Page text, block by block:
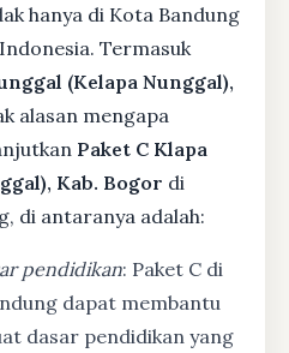
hanya di Kota Bandung
Termasuk
(Kelapa Nunggal),
alasan mengapa
Paket C Klapa
Kab. Bogor di
di antaranya adalah:
pendidikan: Paket C di
dapat membantu
dasar pendidikan yang